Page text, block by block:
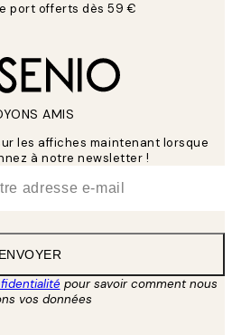
port offerts dès 59 €
AMIS
les affiches maintenant lorsque
à notre newsletter !
ENVOYER
pour savoir comment nous
vos données